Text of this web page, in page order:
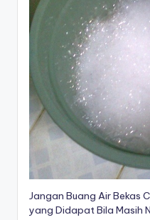
Jangan Buang Air Bekas
yang Didapat Bila Masih